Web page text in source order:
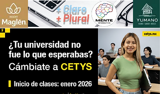
+ Claro
+ Plural